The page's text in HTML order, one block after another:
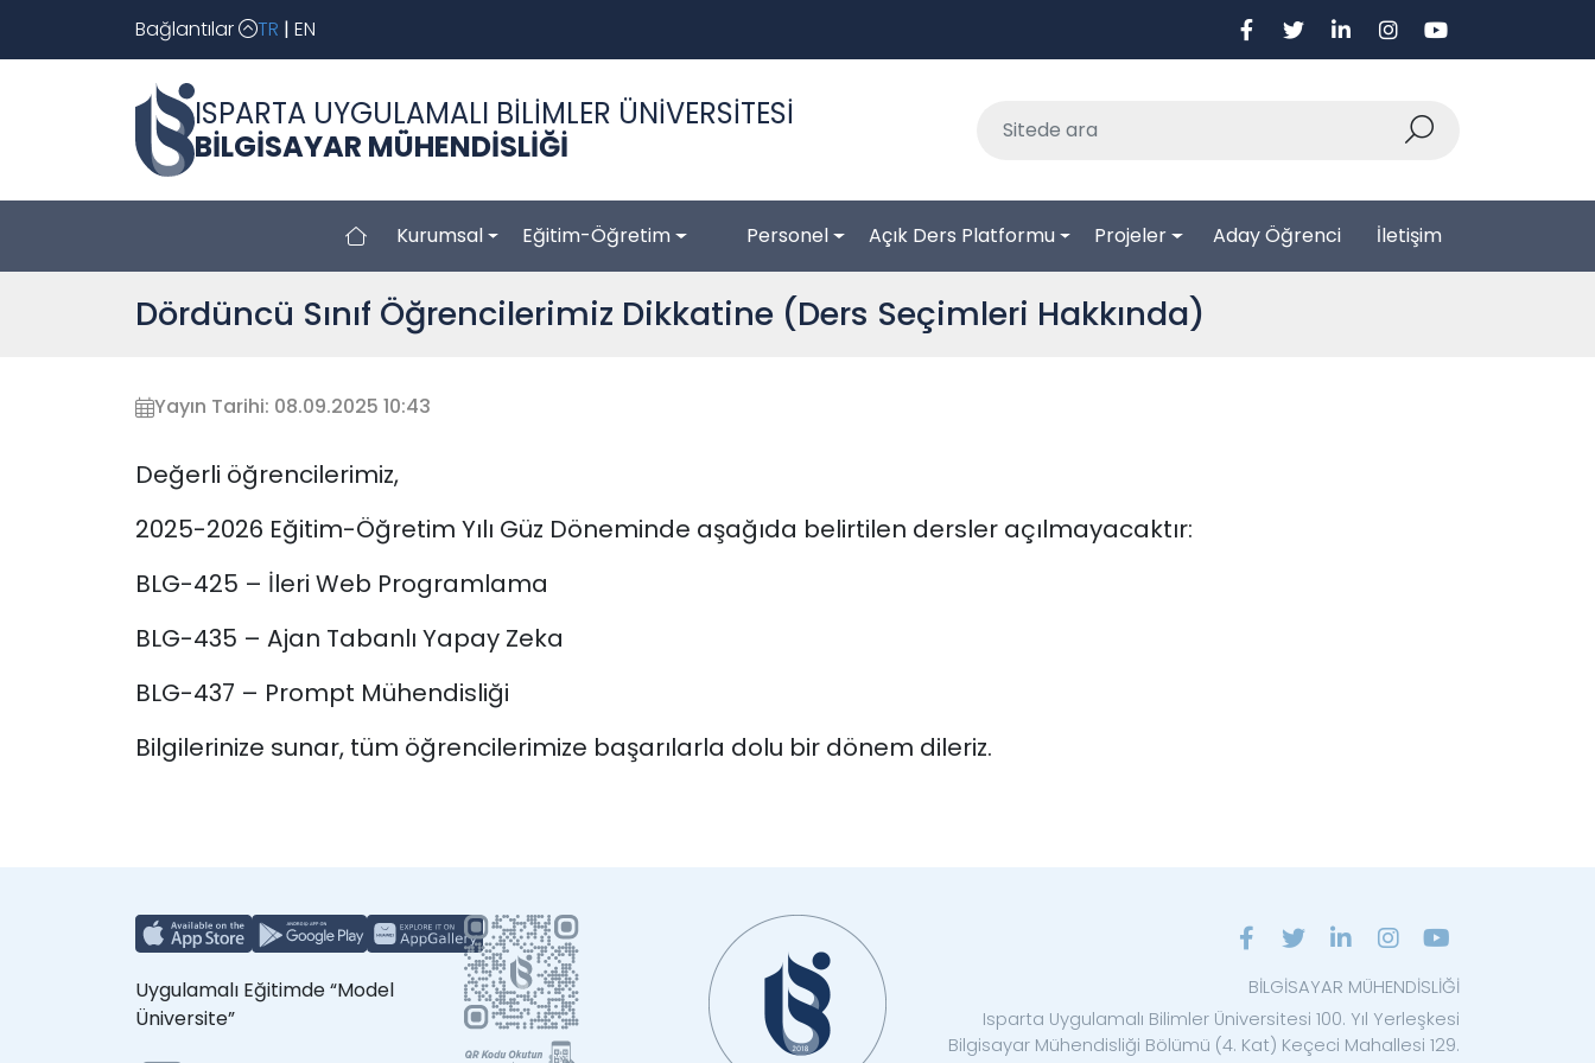
Bağlantılar TR | EN
ISPARTA UYGULAMALI BİLİMLER ÜNİVERSİTESİ
BİLGİSAYAR MÜHENDİSLİĞİ
Kurumsal Eğitim-Öğretim Personel Açık Ders Platformu Projeler Aday Öğrenci İletişim
Dördüncü Sınıf Öğrencilerimiz Dikkatine (Ders Seçimleri Hakkında)
Yayın Tarihi: 08.09.2025 10:43
Değerli öğrencilerimiz,
2025-2026 Eğitim-Öğretim Yılı Güz Döneminde aşağıda belirtilen dersler açılmayacaktır:
BLG-425 – İleri Web Programlama
BLG-435 – Ajan Tabanlı Yapay Zeka
BLG-437 – Prompt Mühendisliği
Bilgilerinize sunar, tüm öğrencilerimize başarılarla dolu bir dönem dileriz.
Uygulamalı Eğitimde “Model
Üniversite”
BİLGİSAYAR MÜHENDİSLİĞİ
Isparta Uygulamalı Bilimler Üniversitesi 100. Yıl Yerleşkesi
Bilgisayar Mühendisliği Bölümü (4. Kat) Keçeci Mahallesi 129.